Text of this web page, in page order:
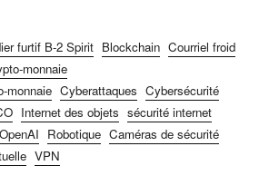
furtif B-2 Spirit Blockchain Courriel froid
monnaie
monnaie Cyberattaques Cybersécurité
Internet des objets sécurité internet
OpenAI Robotique Caméras de sécurité
VPN